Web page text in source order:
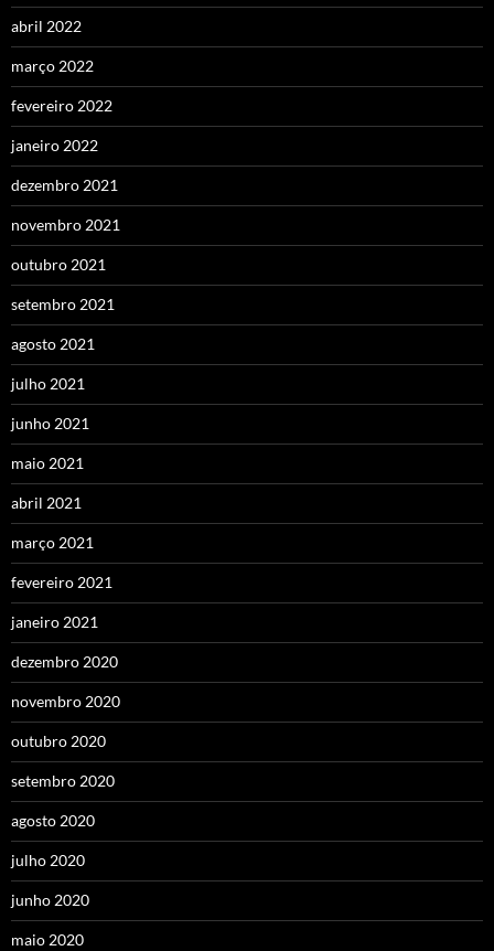
abril 2022
março 2022
fevereiro 2022
janeiro 2022
dezembro 2021
novembro 2021
outubro 2021
setembro 2021
agosto 2021
julho 2021
junho 2021
maio 2021
abril 2021
março 2021
fevereiro 2021
janeiro 2021
dezembro 2020
novembro 2020
outubro 2020
setembro 2020
agosto 2020
julho 2020
junho 2020
maio 2020